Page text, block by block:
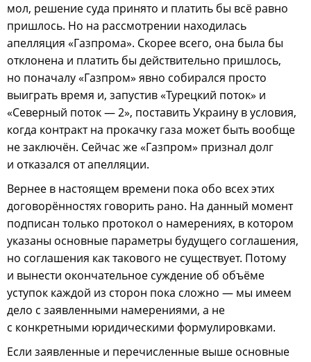
мол, решение суда принято и платить бы всё равно
пришлось. Но на рассмотрении находилась
апелляция «Газпрома». Скорее всего, она была бы
отклонена и платить бы действительно пришлось,
но поначалу «Газпром» явно собирался просто
выиграть время и, запустив «Турецкий поток» и
«Северный поток — 2», поставить Украину в условия,
когда контракт на прокачку газа может быть вообще
не заключён. Сейчас же «Газпром» признал долг
и отказался от апелляции.
Вернее в настоящем времени пока обо всех этих
договорённостях говорить рано. На данный момент
подписан только протокол о намерениях, в котором
указаны основные параметры будущего соглашения,
но соглашения как такового не существует. Потому
и вынести окончательное суждение об объёме
уступок каждой из сторон пока сложно — мы имеем
дело с заявленными намерениями, а не
с конкретными юридическими формулировками.
Если заявленные и перечисленные выше основные